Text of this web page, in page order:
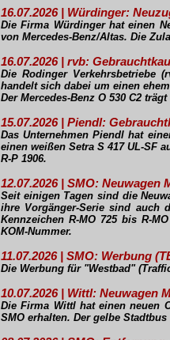
16.07.2026 | Würdinger:
Die Firma Würdinger hat einen
von Mercedes-Benz/Altas. Die
16.07.2026 | rvb:
Die Rodinger Verkehrsbetriebe
handelt sich dabei um einen
Der Mercedes-Benz O 530 C2
15.07.2026 | Piendl:
Das Unternehmen Piendl hat
einen weißen Setra S 417 UL-SF
R-P 1906.
12.07.2026 | SMO: Neuwagen
Seit einigen Tagen sind die
ihre Vorgänger-Serie sind auch
Kennzeichen R-MO 725 bis R-
KOM-Nummer.
11.07.2026 | SMO: Werbung
Die Werbung für "Westbad"
10.07.2026 | Wittl: Neuwagen
Die Firma Wittl hat einen neuen
SMO erhalten. Der gelbe